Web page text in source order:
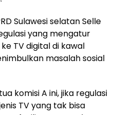
Sulawesi selatan Selle
yang mengatur
TV digital di kawal
masalah sosial
komisi A ini, jika regulasi
TV yang tak bisa